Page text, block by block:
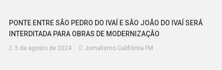
PONTE ENTRE SÃO PEDRO DO IVAÍ E SÃO JOÃO DO IVAÍ SERÁ
INTERDITADA PARA OBRAS DE MODERNIZAÇÃO
5 de agosto de 2024 Jornalismo Califórnia FM